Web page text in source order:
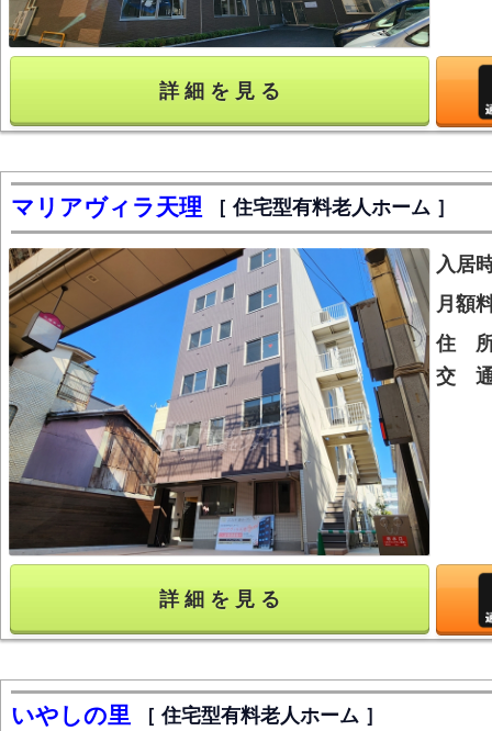
詳 細 を 見 る
マリアヴィラ天理 住宅型有料老人ホーム
入居
月額
住
交
詳 細 を 見 る
いやしの里 住宅型有料老人ホーム